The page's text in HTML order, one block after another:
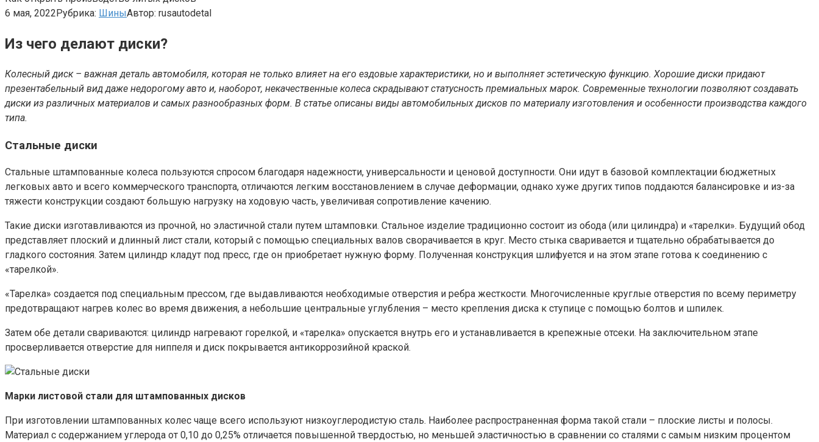
6 мая, 2022Рубрика: ШиныАвтор: rusautodetal
Из чего делают диски?
Колесный диск – важная деталь автомобиля, которая не только влияет на его ездовые характеристики, но и выполняет эстетическую функцию. Хорошие диски придают
презентабельный вид даже недорогому авто и, наоборот, некачественные колеса скрадывают статусность премиальных марок. Современные технологии позволяют создавать
диски из различных материалов и самых разнообразных форм. В статье описаны виды автомобильных дисков по материалу изготовления и особенности производства каждого
типа.
Стальные диски
Стальные штампованные колеса пользуются спросом благодаря надежности, универсальности и ценовой доступности. Они идут в базовой комплектации бюджетных
легковых авто и всего коммерческого транспорта, отличаются легким восстановлением в случае деформации, однако хуже других типов поддаются балансировке и из-за
тяжести конструкции создают большую нагрузку на ходовую часть, увеличивая сопротивление качению.
Такие диски изготавливаются из прочной, но эластичной стали путем штамповки. Стальное изделие традиционно состоит из обода (или цилиндра) и «тарелки». Будущий обод
представляет плоский и длинный лист стали, который с помощью специальных валов сворачивается в круг. Место стыка сваривается и тщательно обрабатывается до
гладкого состояния. Затем цилиндр кладут под пресс, где он приобретает нужную форму. Полученная конструкция шлифуется и на этом этапе готова к соединению с
«тарелкой».
«Тарелка» создается под специальным прессом, где выдавливаются необходимые отверстия и ребра жесткости. Многочисленные круглые отверстия по всему периметру
предотвращают нагрев колес во время движения, а небольшие центральные углубления – место крепления диска к ступице с помощью болтов и шпилек.
Затем обе детали свариваются: цилиндр нагревают горелкой, и «тарелка» опускается внутрь его и устанавливается в крепежные отсеки. На заключительном этапе
просверливается отверстие для ниппеля и диск покрывается антикоррозийной краской.
Марки листовой стали для штампованных дисков
При изготовлении штампованных колес чаще всего используют низкоуглеродистую сталь. Наиболее распространенная форма такой стали – плоские листы и полосы.
Материал с содержанием углерода от 0,10 до 0,25% отличается повышенной твердостью, но меньшей эластичностью в сравнении со сталями с самым низким процентом